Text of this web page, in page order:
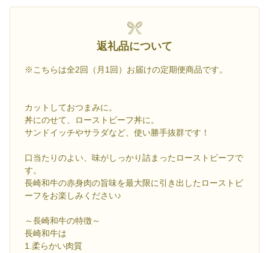
返礼品について
※こちらは全2回（月1回）お届けの定期便商品です。
カットしておつまみに。
丼にのせて、ローストビーフ丼に。
サンドイッチやサラダなど、使い勝手抜群です！
口当たりのよい、味がしっかり詰まったローストビーフで
す。
長崎和牛の赤身肉の旨味を最大限に引き出したローストビ
ーフをお楽しみください♪
～長崎和牛の特徴～
長崎和牛は
1.柔らかい肉質